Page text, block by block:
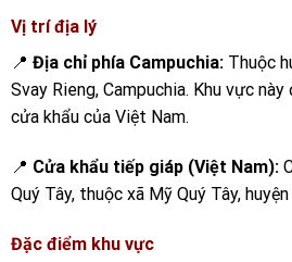
Vị trí địa lý
📍 Địa chỉ phía Campuchia: Thuộc
Svay Rieng, Campuchia. Khu vực
cửa khẩu của Việt Nam.
📍 Cửa khẩu tiếp giáp (Việt Nam):
Quý Tây, thuộc xã Mỹ Quý Tây,
Đặc điểm khu vực